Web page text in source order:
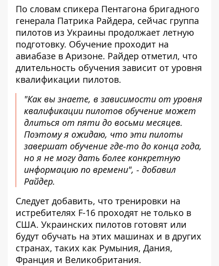
По словам спикера Пентагона бригадного
генерала Патрика Райдера, сейчас группа
пилотов из Украины продолжает летную
подготовку. Обучение проходит на
авиабазе в Аризоне. Райдер отметил, что
длительность обучения зависит от уровня
квалификации пилотов.
"Как вы знаете, в зависимости от уровня
квалификации пилотов обучение может
длиться от пяти до восьми месяцев.
Поэтому я ожидаю, что эти пилоты
завершат обучение где-то до конца года,
но я не могу дать более конкретную
информацию по времени", - добавил
Райдер.
Следует добавить, что тренировки на
истребителях F-16 проходят не только в
США. Украинских пилотов готовят или
будут обучать на этих машинах и в других
странах, таких как Румыния, Дания,
Франция и Великобритания.